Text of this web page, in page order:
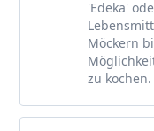
'Edeka'
Möckern
zu kochen.